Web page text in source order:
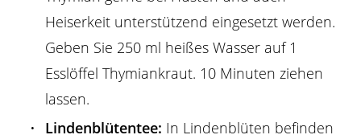
Heiserkeit unterstützend eingesetzt werden.
Geben Sie 250 ml heißes Wasser auf 1
Esslöffel Thymiankraut. 10 Minuten ziehen
lassen.
Lindenblütentee: In Lindenblüten befinden